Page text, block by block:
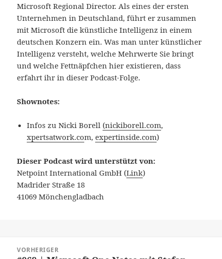
Microsoft Regional Director. Als eines der ersten
Unternehmen in Deutschland, führt er zusammen
mit Microsoft die künstliche Intelligenz in einem
deutschen Konzern ein. Was man unter künstlicher
Intelligenz versteht, welche Mehrwerte Sie bringt
und welche Fettnäpfchen hier existieren, dass
erfahrt ihr in dieser Podcast-Folge.
Shownotes:
Infos zu Nicki Borell(nickiborell.com,
xpertsatwork.com, expertinside.com)
Dieser Podcast wird unterstützt von:
Netpoint International GmbH (Link)
Madrider Straße 18
41069 Mönchengladbach
VORHERIGER